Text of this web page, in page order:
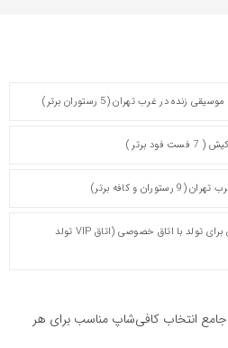
زنده در غرب تهران (5 رستوران برتر)
برتر )
و کافه برتر)
کافه‌های تهران برای تولد با اتاق خصوصی (اتاق VIP تولد
جامع انتخاب کافی‌شاپ مناسب برای هر